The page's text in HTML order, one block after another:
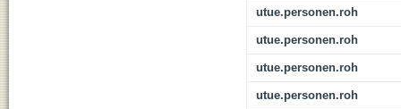
utue.personen.roh
utue.personen.roh
utue.personen.roh
utue.personen.roh